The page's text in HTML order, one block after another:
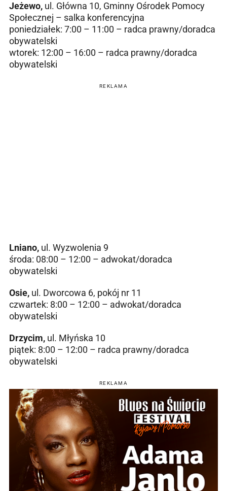
Jeżewo, ul. Główna 10, Gminny Ośrodek Pomocy
Społecznej – salka konferencyjna
poniedziałek: 7:00 – 11:00 – radca prawny/doradca
obywatelski
wtorek: 12:00 – 16:00 – radca prawny/doradca
obywatelski
REKLAMA
Lniano, ul. Wyzwolenia 9
środa: 08:00 – 12:00 – adwokat/doradca
obywatelski
Osie, ul. Dworcowa 6, pokój nr 11
czwartek: 8:00 – 12:00 – adwokat/doradca
obywatelski
Drzycim, ul. Młyńska 10
piątek: 8:00 – 12:00 – radca prawny/doradca
obywatelski
REKLAMA